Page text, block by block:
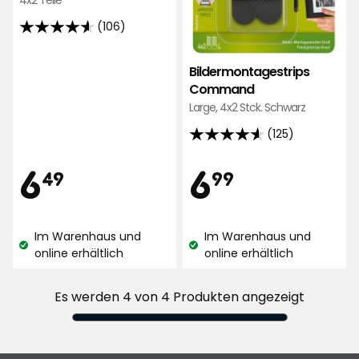
(106)
4.6
Bewertungen
Preis
649
€
Lagerbestand:
Im Warenhaus und
online erhältlich
Bildermontagestrips
Command
Large, 4x2 Stck. Schwarz
(125)
4.6
5
Sternen,
auf
125
Preis
699
€
Lagerbestand:
Im Warenhaus und
online erhältlich
Es werden 4 von 4 Produkten angezeigt